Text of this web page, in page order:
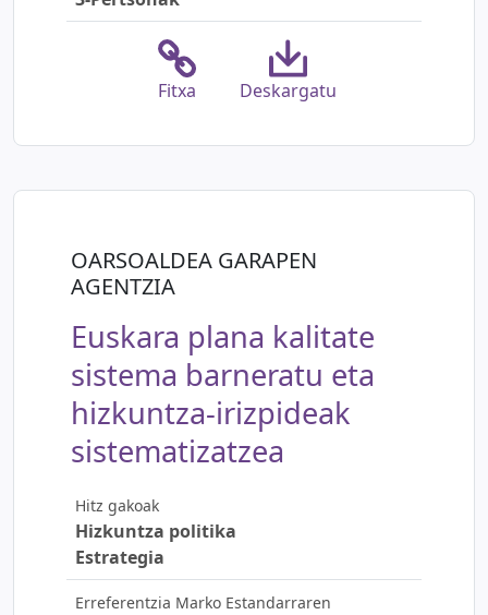
Fitxa Deskargatu
OARSOALDEA GARAPEN
AGENTZIA
Euskara plana kalitate
sistema barneratu eta
hizkuntza-irizpideak
sistematizatzea
Hitz gakoak
Hizkuntza politika
Estrategia
Erreferentzia Marko Estandarraren